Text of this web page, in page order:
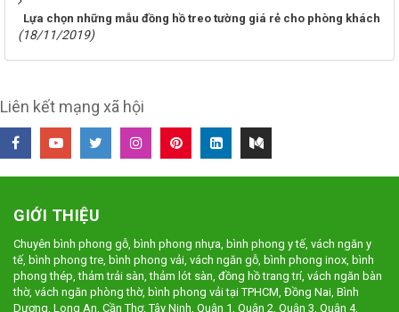
Lựa chọn những mẫu đồng hồ treo tường giá rẻ cho phòng khách
(18/11/2019)
Liên kết mạng xã hội
GIỚI THIỆU
Chuyên bình phong gỗ, bình phong nhựa, bình phong y tế, vách ngăn y
tế, bình phong tre, bình phong vải, vách ngăn gỗ, bình phong inox, bình
phong thép, thảm trải sàn, thảm lót sàn, đồng hồ trang trí, vách ngăn bàn
thờ, vách ngăn phòng thờ, bình phong vải tại TPHCM, Đồng Nai, Bình
Dương, Long An, Cần Thơ, Tây Ninh, Quận 1, Quận 2, Quận 3, Quận 4,